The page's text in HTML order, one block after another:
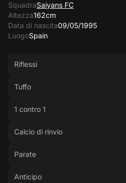
SquadraSaiyans FC
Altezza162cm
Data di nascita09/05/1995
LuogoSpain
Riflessi
Tuffo
1 contro 1
Calcio di rinvio
Parate
Anticipo